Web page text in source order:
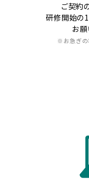
ご契約
研修開始の
お願
※お急ぎの